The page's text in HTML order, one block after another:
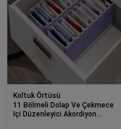
Koltuk Örtüsü
11 Bölmeli Dolap Ve Çekmece
Içi Düzenleyici Akordiyon